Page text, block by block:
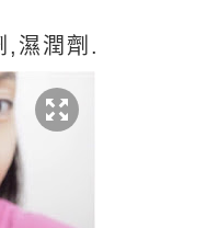
,濕潤劑.